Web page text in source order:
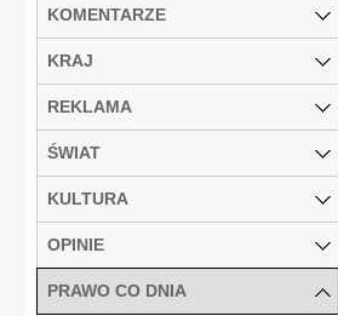
KOMENTARZE
KRAJ
REKLAMA
ŚWIAT
KULTURA
OPINIE
PRAWO CO DNIA